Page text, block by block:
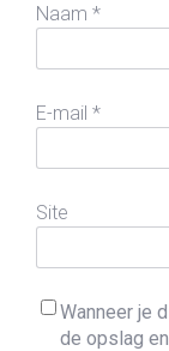
Naam *
E-mail *
Site
Wanneer je
de opslag